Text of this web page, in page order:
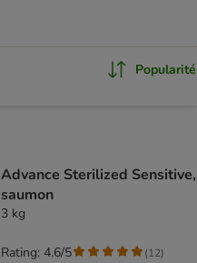
Popularité
Advance Sterilized Sensitive,
saumon
3 kg
Rating: 4.6/5 (12)